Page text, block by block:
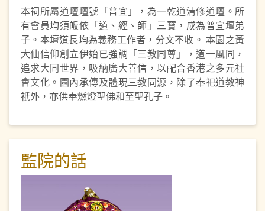
本祠所屬道壇壇號「普宜」，為一乾道清修道壇。所
有會員均須皈依「道、經、師」三寶，成為普宜壇弟
子。本壇道長均為義務工作者，分文不收。 本園之黃
大仙信仰創立伊始已強調「三教同尊」，道一風同，
追求大同世界，吸納廣大善信，以配合香港之多元社
會文化。園內承傳及體現三教同源，除了奉祀道教神
祇外，亦供奉燃燈聖佛和至聖孔子。
監院的話